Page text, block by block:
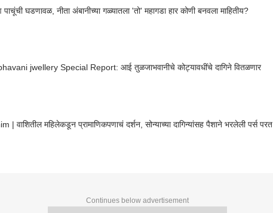
पाचूंची घडणावळ, नीता अंबानीच्या गळ्यातला 'तो' महागडा हार कोणी बनवला माहितीय?
jwellery Special Report: आई तुळजाभवानीचे कोट्यावधींचे दागिने वितळणार
| वाशितील महिलेकडून प्रामाणिकपणाचं दर्शन, सोन्याच्या दागिन्यांसह पैशाने भरलेली पर्स परत
Continues below advertisement